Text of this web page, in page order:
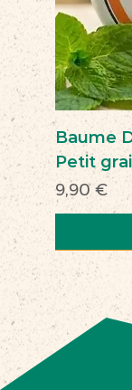
Baume
Petit
Prix
9,90 €
Nouveau
Nouveau
Nouveau
Nouveau
Nouveau
Nouveau
Nouveau
Nouveauté
Nouveau
Nouveau
Nouveau